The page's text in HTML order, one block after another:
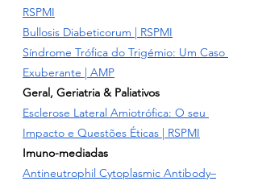
RSPMI
Bullosis Diabeticorum | RSPMI
Síndrome Trófica do Trigémio: Um Caso
Exuberante | AMP
Geral, Geriatria & Paliativos
Esclerose Lateral Amiotrófica: O seu
Impacto e Questões Éticas | RSPMI
Imuno-mediadas
Antineutrophil Cytoplasmic Antibody–